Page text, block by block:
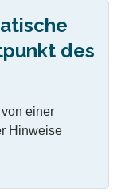
des
einer
Hinweise